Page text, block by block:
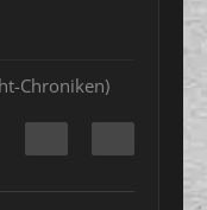
Chroniken)